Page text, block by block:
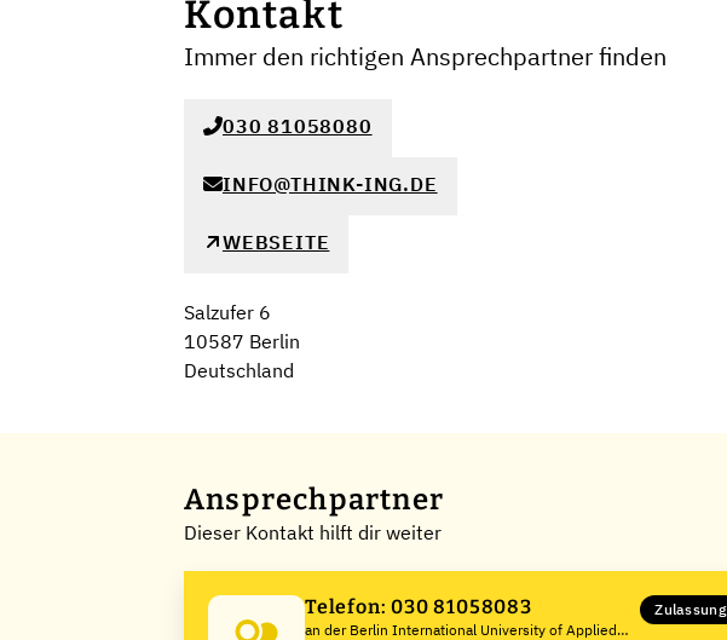
Kontakt
Immer den richtigen Ansprechpartner finden
030 81058080
INFO@THINK-ING.DE
WEBSEITE
Salzufer 6
10587 Berlin
Deutschland
Ansprechpartner
Dieser Kontakt hilft dir weiter
Telefon: 030 81058083
an der Berlin International University of Applied
Zulassung